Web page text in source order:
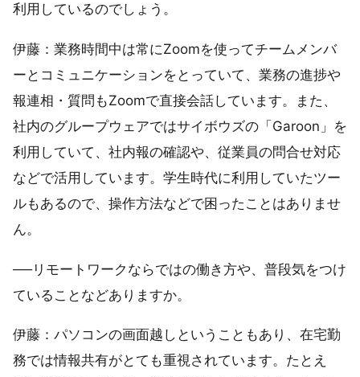
利用しているのでしょう。
伊藤：業務時間中は常にZoomを使ってチームメンバ
ーとコミュニケーションをとっていて、業務の進捗や
報連相・質問もZoomで直接会話しています。また、
社内のグループウェアではサイボウズの「Garoon」を
利用していて、社内報の確認や、従業員の問合せ対応
などで活用しています。学生時代に利用していたツー
ルもあるので、操作方法などで困ったことはありませ
ん。
──リモートワークならではの働き方や、普段気をつけ
ていることなどありますか。
伊藤：パソコンの画面越しということもあり、在宅勤
務では情報共有がとても重視されています。たとえ